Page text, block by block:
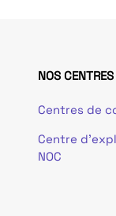
NOS
Centres de
Centre
NOC